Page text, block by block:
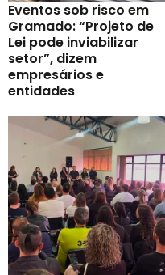
Eventos sob risco em
Gramado: “Projeto de
Lei pode inviabilizar
setor”, dizem
empresários e
entidades